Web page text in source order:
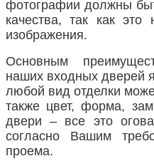
фотографии должны
качества, так как
изображения.
Основным
наших входных дверей
любой вид отделки
также цвет, форма,
двери – все это
согласно Вашим
проема.